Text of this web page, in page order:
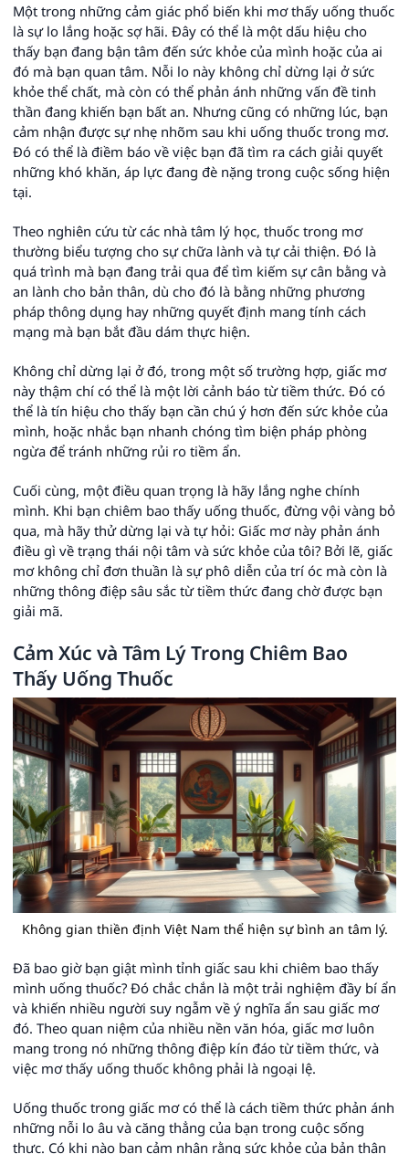
Một trong những cảm giác phổ biến khi mơ thấy uống thuốc
là sự lo lắng hoặc sợ hãi. Đây có thể là một dấu hiệu cho
thấy bạn đang bận tâm đến sức khỏe của mình hoặc của ai
đó mà bạn quan tâm. Nỗi lo này không chỉ dừng lại ở sức
khỏe thể chất, mà còn có thể phản ánh những vấn đề tinh
thần đang khiến bạn bất an. Nhưng cũng có những lúc, bạn
cảm nhận được sự nhẹ nhõm sau khi uống thuốc trong mơ.
Đó có thể là điềm báo về việc bạn đã tìm ra cách giải quyết
những khó khăn, áp lực đang đè nặng trong cuộc sống hiện
tại.
Theo nghiên cứu từ các nhà tâm lý học, thuốc trong mơ
thường biểu tượng cho sự chữa lành và tự cải thiện. Đó là
quá trình mà bạn đang trải qua để tìm kiếm sự cân bằng và
an lành cho bản thân, dù cho đó là bằng những phương
pháp thông dụng hay những quyết định mang tính cách
mạng mà bạn bắt đầu dám thực hiện.
Không chỉ dừng lại ở đó, trong một số trường hợp, giấc mơ
này thậm chí có thể là một lời cảnh báo từ tiềm thức. Đó có
thể là tín hiệu cho thấy bạn cần chú ý hơn đến sức khỏe của
mình, hoặc nhắc bạn nhanh chóng tìm biện pháp phòng
ngừa để tránh những rủi ro tiềm ẩn.
Cuối cùng, một điều quan trọng là hãy lắng nghe chính
mình. Khi bạn chiêm bao thấy uống thuốc, đừng vội vàng bỏ
qua, mà hãy thử dừng lại và tự hỏi: Giấc mơ này phản ánh
điều gì về trạng thái nội tâm và sức khỏe của tôi? Bởi lẽ, giấc
mơ không chỉ đơn thuần là sự phô diễn của trí óc mà còn là
những thông điệp sâu sắc từ tiềm thức đang chờ được bạn
giải mã.
Cảm Xúc và Tâm Lý Trong Chiêm Bao
Thấy Uống Thuốc
Không gian thiền định Việt Nam thể hiện sự bình an tâm lý.
Đã bao giờ bạn giật mình tỉnh giấc sau khi chiêm bao thấy
mình uống thuốc? Đó chắc chắn là một trải nghiệm đầy bí ẩn
và khiến nhiều người suy ngẫm về ý nghĩa ẩn sau giấc mơ
đó. Theo quan niệm của nhiều nền văn hóa, giấc mơ luôn
mang trong nó những thông điệp kín đáo từ tiềm thức, và
việc mơ thấy uống thuốc không phải là ngoại lệ.
Uống thuốc trong giấc mơ có thể là cách tiềm thức phản ánh
những nỗi lo âu và căng thẳng của bạn trong cuộc sống
thực. Có khi nào bạn cảm nhận rằng sức khỏe của bản thân